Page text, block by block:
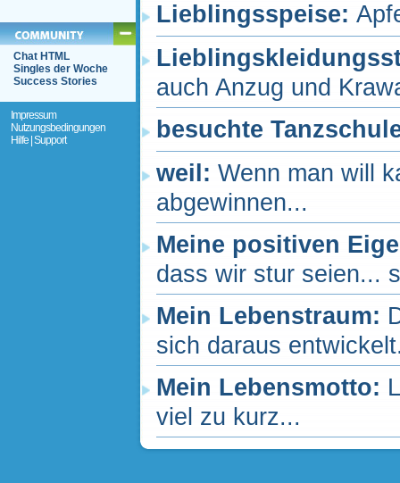
Chat HTML
Singles der Woche
Success Stories
Impressum
Nutzungsbedingungen
Hilfe | Support
Lieblingsspeise:
auch Anzug und
besuchte
weil: Wenn man will
abgewinnen...
Meine positiven
dass wir stur seien...
Mein Lebenstraum:
sich daraus
Mein Lebensmotto:
viel zu kurz...